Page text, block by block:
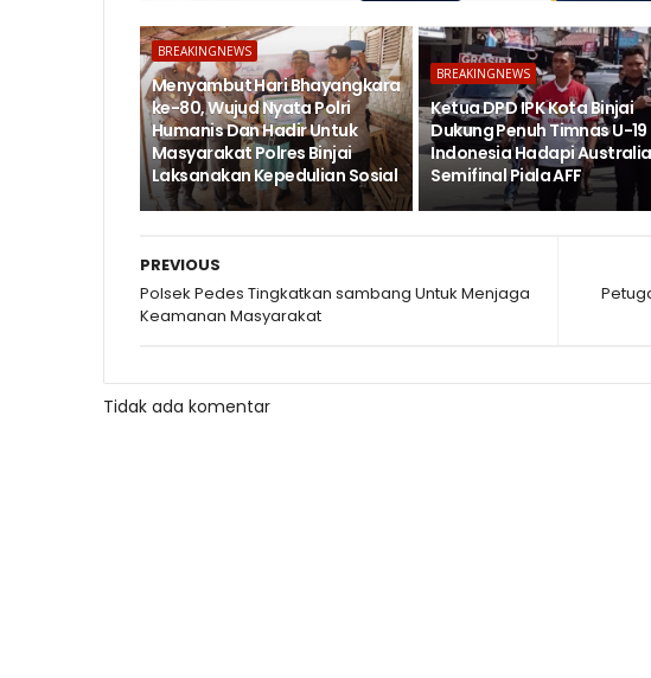
BREAKINGNEWS
Menyambut Hari Bhayangkara
ke-80, Wujud Nyata Polri
Humanis Dan Hadir Untuk
Masyarakat Polres Binjai
Laksanakan Kepedulian Sosial
BREAKINGNEWS
Ketua DPD IPK Kota Binjai
Dukung Penuh Timnas U-19
Indonesia Hadapi
Semifinal Piala AFF
PREVIOUS
Polsek Pedes Tingkatkan sambang Untuk Menjaga
Keamanan Masyarakat
Tidak ada komentar